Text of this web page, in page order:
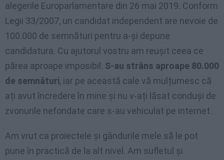
alegerile Europarlamentare din 26 mai 2019. Conform
Legii 33/2007, un candidat independent are nevoie de
100.000 de semnături pentru a-şi depune
candidatura. Cu ajutorul vostru am reuşit ceea ce
părea aproape imposibil. S-au strâns aproape 80.000
de semnături, iar pe această cale vă mulțumesc că
ați avut încredere în mine și nu v-ați lăsat conduși de
zvonurile nefondate care s-au vehiculat pe internet.
Am vrut ca proiectele și gândurile mele să le pot
pune în practică de la alt nivel. Am sufletul și